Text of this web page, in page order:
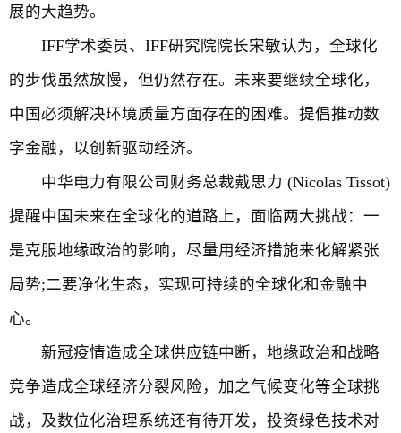
展的大趋势。
IFF学术委员、IFF研究院院长宋敏认为，全球化
的步伐虽然放慢，但仍然存在。未来要继续全球化，
中国必须解决环境质量方面存在的困难。提倡推动数
字金融，以创新驱动经济。
中华电力有限公司财务总裁戴思力 (Nicolas Tissot)
提醒中国未来在全球化的道路上，面临两大挑战：一
是克服地缘政治的影响，尽量用经济措施来化解紧张
局势;二要净化生态，实现可持续的全球化和金融中
心。
新冠疫情造成全球供应链中断，地缘政治和战略
竞争造成全球经济分裂风险，加之气候变化等全球挑
战，及数位化治理系统还有待开发，投资绿色技术对